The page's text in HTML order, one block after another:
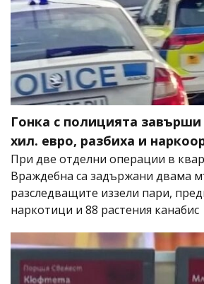
Гонка с полицията завърши
хил. евро, разбиха и
При две отделни операции в
Враждебна са задържани двама
разследващите иззели пари,
наркотици и 88 растения канабис